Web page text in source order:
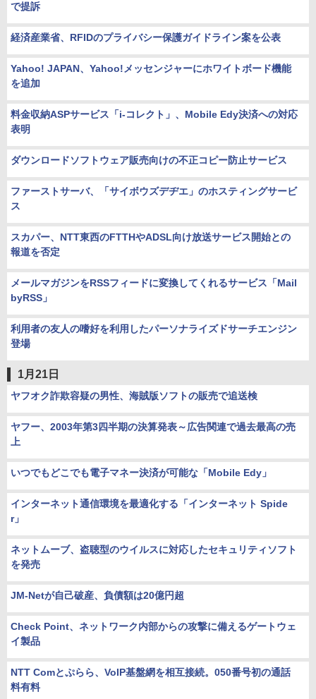
で提訴
経済産業省、RFIDのプライバシー保護ガイドライン案を公表
Yahoo! JAPAN、Yahoo!メッセンジャーにホワイトボード機能
を追加
料金収納ASPサービス「i-コレクト」、Mobile Edy決済への対応
表明
ダウンロードソフトウェア販売向けの不正コピー防止サービス
ファーストサーバ、「サイボウズデヂエ」のホスティングサービ
ス
スカパー、NTT東西のFTTHやADSL向け放送サービス開始との
報道を否定
メールマガジンをRSSフィードに変換してくれるサービス「Mail
byRSS」
利用者の友人の嗜好を利用したパーソナライズドサーチエンジン
登場
1月21日
ヤフオク詐欺容疑の男性、海賊版ソフトの販売で追送検
ヤフー、2003年第3四半期の決算発表～広告関連で過去最高の売
上
いつでもどこでも電子マネー決済が可能な「Mobile Edy」
インターネット通信環境を最適化する「インターネット Spide
r」
ネットムーブ、盗聴型のウイルスに対応したセキュリティソフト
を発売
JM-Netが自己破産、負債額は20億円超
Check Point、ネットワーク内部からの攻撃に備えるゲートウェ
イ製品
NTT Comとぷらら、VoIP基盤網を相互接続。050番号初の通話
料有料